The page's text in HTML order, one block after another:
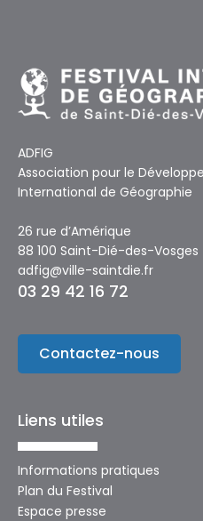
ADFIG
Association pour le
International de Géographie
26 rue d’Amérique
88 100 Saint-Dié-des-Vosges
adfig@ville-saintdie.fr
03 29 42 16 72
Contactez-nous
Liens utiles
Informations pratiques
Plan du Festival
Espace presse